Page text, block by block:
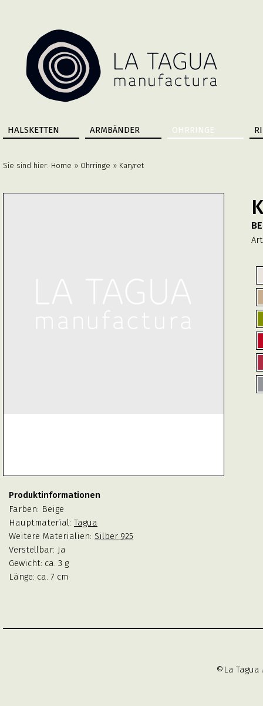
HALSKETTEN ARMBÄNDER OHRRINGE
Sie sind hier: Home » Ohrringe » Karyret
Produktinformationen
Farben: Beige
Hauptmaterial: Tagua
Weitere Materialien: Silber 925
Verstellbar: Ja
Gewicht: ca. 3 g
Länge: ca. 7 cm
©La Tagua